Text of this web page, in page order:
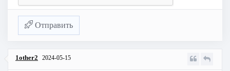
Отправить
1other2 2024-05-15